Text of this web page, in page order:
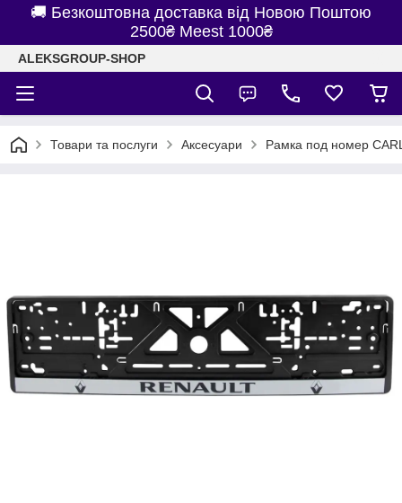
🚚 Безкоштовна доставка від Новою Поштою
2500₴ Meest 1000₴
ALEKSGROUP-SHOP
Товари та послуги Аксесуари Рамка под номер